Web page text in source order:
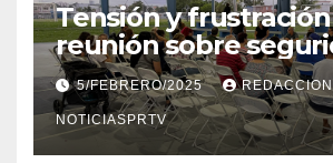
Tensión y
reunión sobre
Reparto
5/FEBRERO/2025 REDACCION
NOTICIASPRTV